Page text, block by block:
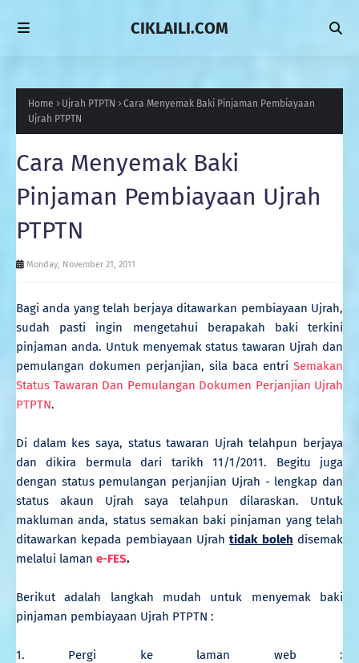
CIKLAILI.COM
Home Ujrah PTPTN
Cara Menyemak Baki Pinjaman Pembiayaan
Ujrah PTPTN
Cara Menyemak Baki
Pinjaman Pembiayaan Ujrah
PTPTN
Monday, November 21, 2011
Bagi anda yang telah berjaya ditawarkan pembiayaan Ujrah,
sudah pasti ingin mengetahui berapakah baki terkini
pinjaman anda. Untuk menyemak status tawaran Ujrah dan
pemulangan dokumen perjanjian, sila baca entri Semakan
Status Tawaran Dan Pemulangan Dokumen Perjanjian Ujrah
PTPTN.
Di dalam kes saya, status tawaran Ujrah telahpun berjaya
dan dikira bermula dari tarikh 11/1/2011. Begitu juga
dengan status pemulangan perjanjian Ujrah - lengkap dan
status akaun Ujrah saya telahpun dilaraskan. Untuk
makluman anda, status semakan baki pinjaman yang telah
ditawarkan kepada pembiayaan Ujrahtidak boleh disemak
melalui laman e-FES.
Berikut adalah langkah mudah untuk menyemak baki
pinjaman pembiayaan Ujrah PTPTN :
1. Pergi ke laman web :